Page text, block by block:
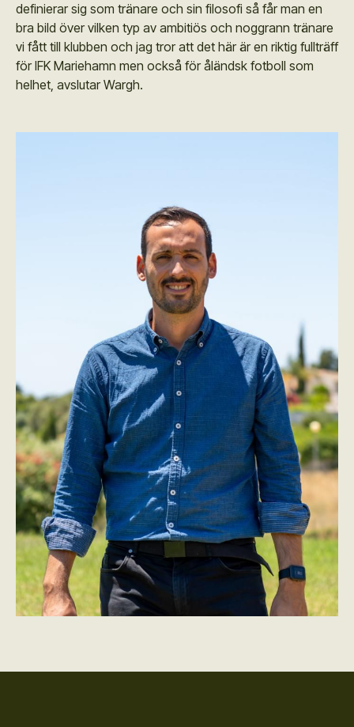
definierar sig som tränare och sin filosofi så får man en
bra bild över vilken typ av ambitiös och noggrann tränare
vi fått till klubben och jag tror att det här är en riktig fullträff
för IFK Mariehamn men också för åländsk fotboll som
helhet, avslutar Wargh.